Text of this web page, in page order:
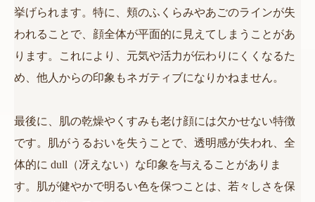
挙げられます。特に、頬のふくらみやあごのラインが失
われることで、顔全体が平面的に見えてしまうことがあ
ります。これにより、元気や活力が伝わりにくくなるた
め、他人からの印象もネガティブになりかねません。
最後に、肌の乾燥やくすみも老け顔には欠かせない特徴
です。肌がうるおいを失うことで、透明感が失われ、全
体的に dull（冴えない）な印象を与えることがありま
す。肌が健やかで明るい色を保つことは、若々しさを保